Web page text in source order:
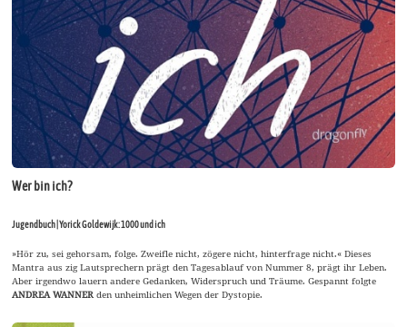
Wer bin ich?
Jugendbuch | Yorick Goldewijk: 1000 und ich
»Hör zu, sei gehorsam, folge. Zweifle nicht, zögere nicht, hinterfrage nicht.« Dieses
Mantra aus zig Lautsprechern prägt den Tagesablauf von Nummer 8, prägt ihr Leben.
Aber irgendwo lauern andere Gedanken, Widerspruch und Träume. Gespannt folgte
ANDREA WANNERden unheimlichen Wegen der Dystopie.